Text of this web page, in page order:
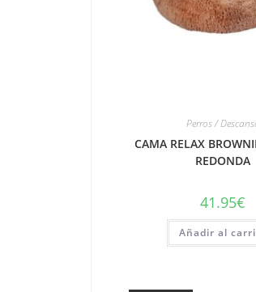
Perros /
CAMA RELAX
REDONDA
41.95€
Añadir al